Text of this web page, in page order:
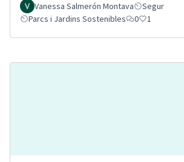
Vanessa Salmerón Montava
Segur
Parcs i Jardins Sostenibles
0 1